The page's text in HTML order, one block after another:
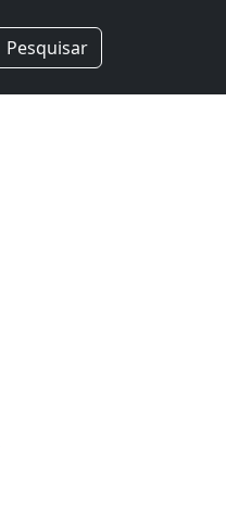
Pesquisar